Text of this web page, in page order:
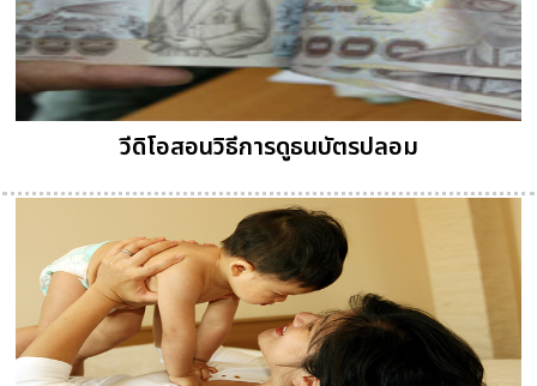
วีดิโอสอนวิธีการดูธนบัตรปลอม